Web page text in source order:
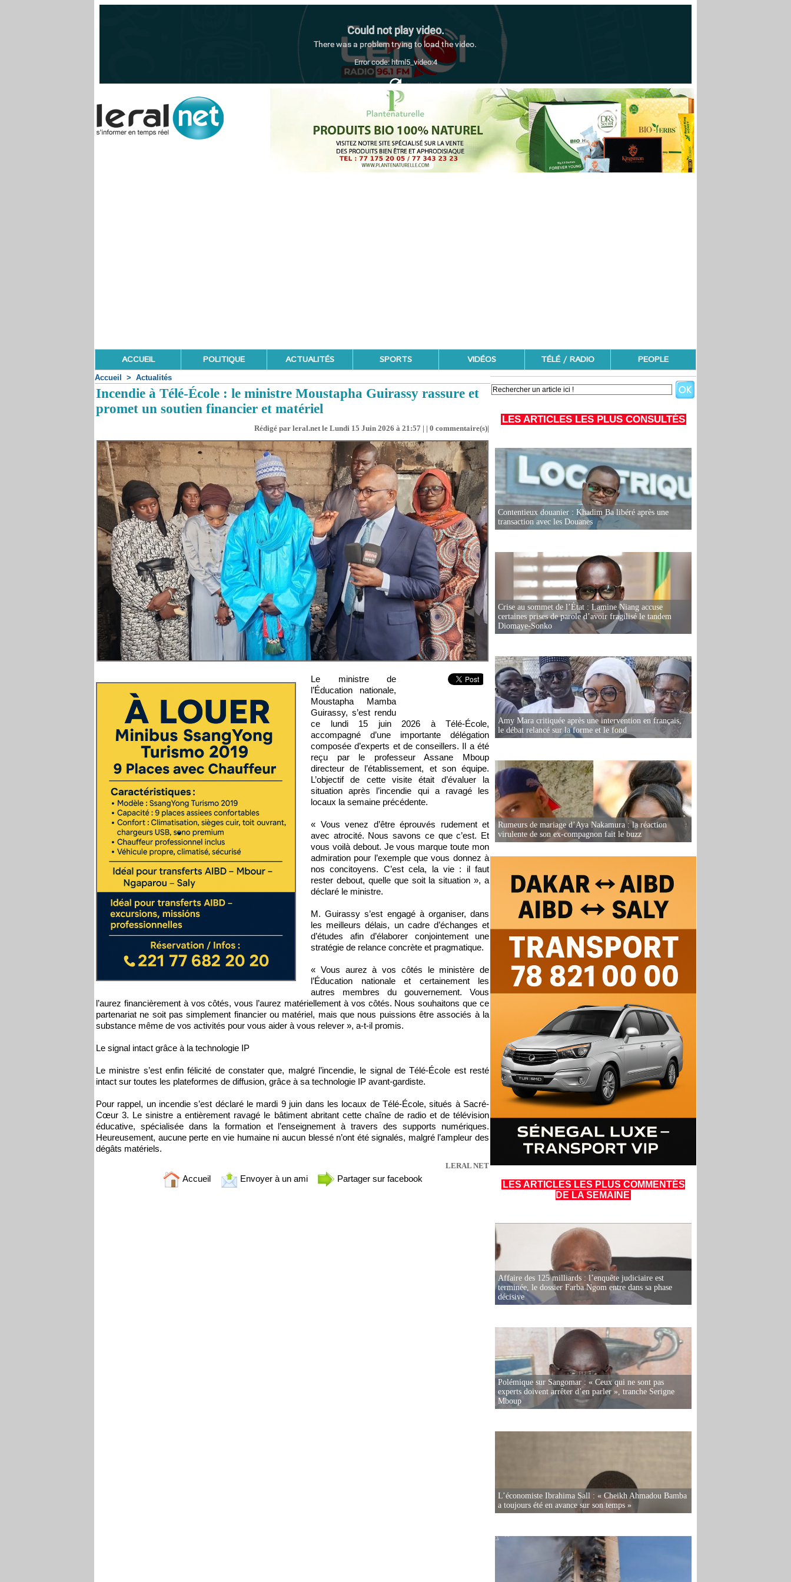
ACCUEIL POLITIQUE ACTUALITÉS SPORTS VIDÉOS TÉLÉ / RADIO PEOPLE
Accueil > Actualités
Incendie à Télé-École : le ministre Moustapha Guirassy rassure et
promet un soutien financier et matériel
Rédigé par leral.net le Lundi 15 Juin 2026 à 21:57 | | 0 commentaire(s)|
Le ministre de
l’Éducation nationale,
Moustapha Mamba
Guirassy, s’est rendu
ce lundi 15 juin 2026 à Télé-École,
accompagné d’une importante délégation
composée d’experts et de conseillers. Il a été
reçu par le professeur Assane Mboup
directeur de l’établissement, et son équipe.
L’objectif de cette visite était d’évaluer la
situation après l’incendie qui a ravagé les
locaux la semaine précédente.
« Vous venez d’être éprouvés rudement et
avec atrocité. Nous savons ce que c’est. Et
vous voilà debout. Je vous marque toute mon
admiration pour l’exemple que vous donnez à
nos concitoyens. C’est cela, la vie : il faut
rester debout, quelle que soit la situation », a
déclaré le ministre.
M. Guirassy s’est engagé à organiser, dans
les meilleurs délais, un cadre d’échanges et
d’études afin d’élaborer conjointement une
stratégie de relance concrète et pragmatique.
« Vous aurez à vos côtés le ministère de
l’Éducation nationale et certainement les
autres membres du gouvernement. Vous
l’aurez financièrement à vos côtés, vous l’aurez matériellement à vos côtés. Nous souhaitons que ce
partenariat ne soit pas simplement financier ou matériel, mais que nous puissions être associés à la
substance même de vos activités pour vous aider à vous relever », a-t-il promis.
Le signal intact grâce à la technologie IP
Le ministre s’est enfin félicité de constater que, malgré l’incendie, le signal de Télé-École est resté
intact sur toutes les plateformes de diffusion, grâce à sa technologie IP avant-gardiste.
Pour rappel, un incendie s’est déclaré le mardi 9 juin dans les locaux de Télé-École, situés à Sacré-
Cœur 3. Le sinistre a entièrement ravagé le bâtiment abritant cette chaîne de radio et de télévision
éducative, spécialisée dans la formation et l’enseignement à travers des supports numériques.
Heureusement, aucune perte en vie humaine ni aucun blessé n’ont été signalés, malgré l’ampleur des
dégâts matériels.
LERAL NET
Accueil Envoyer à un ami Partager sur facebook
LES ARTICLES LES PLUS CONSULTÉS
Contentieux douanier : Khadim Ba libéré après une
transaction avec les Douanes
Crise au sommet de l’État : Lamine Niang accuse
certaines prises de parole d’avoir fragilisé le tandem
Diomaye-Sonko
Amy Mara critiquée après une intervention en français,
le débat relancé sur la forme et le fond
Rumeurs de mariage d’Aya Nakamura : la réaction
virulente de son ex-compagnon fait le buzz
LES ARTICLES LES PLUS COMMENTÉS
DE LA SEMAINE
Affaire des 125 milliards : l’enquête judiciaire est
terminée, le dossier Farba Ngom entre dans sa phase
décisive
Polémique sur Sangomar : « Ceux qui ne sont pas
experts doivent arrêter d’en parler », tranche Serigne
Mboup
L’économiste Ibrahima Sall : « Cheikh Ahmadou Bamba
a toujours été en avance sur son temps »